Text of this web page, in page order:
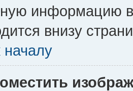
информацию
внизу
началу